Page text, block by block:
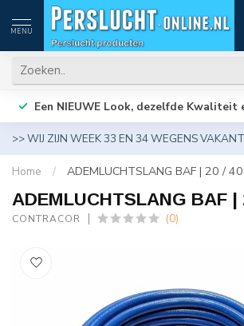
MENU
Een NIEUWE Look, dezelfde Kwaliteit
>> WIJ ZIJN WEEK 33 EN 34 WEGENS
Home / ADEMLUCHTSLANG BAF | 20 /
ADEMLUCHTSLANG BAF |
CONTRACOR (0)